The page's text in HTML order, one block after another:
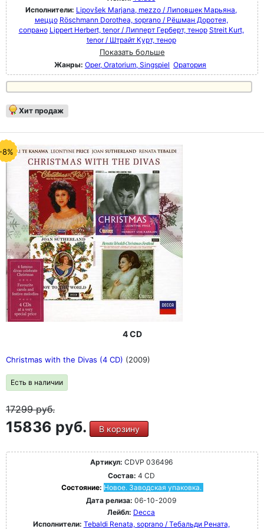
Исполнители: Lipovšek Marjana, mezzo / Липовшек Марьяна,
меццо Röschmann Dorothea, soprano / Рёшман Доротея,
сопрано Lippert Herbert, tenor / Липперт Герберт, тенор Streit Kurt,
tenor / Штрайт Курт, тенор
Показать больше
Жанры: Oper, Oratorium, Singspiel Оратория
Хит продаж
8%
4 CD
Christmas with the Divas (4 CD) (2009)
Есть в наличии
17299руб.
15836 руб. В корзину
Артикул: CDVP 036496
Состав: 4 CD
Состояние: Новое. Заводская упаковка.
Дата релиза: 06-10-2009
Лейбл: Decca
Исполнители: Tebaldi Renata, soprano / Тебальди Рената,